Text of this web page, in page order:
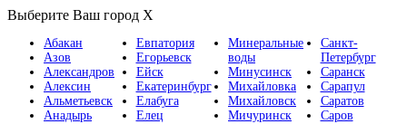
Выберите Ваш город X
Абакан
Азов
Александров
Алексин
Альметьевск
Анадырь
Евпатория
Егорьевск
Ейск
Екатеринбург
Елабуга
Елец
Минеральные
воды
Минусинск
Михайловка
Михайловск
Мичуринск
Санкт-
Петербург
Саранск
Сарапул
Саратов
Саров